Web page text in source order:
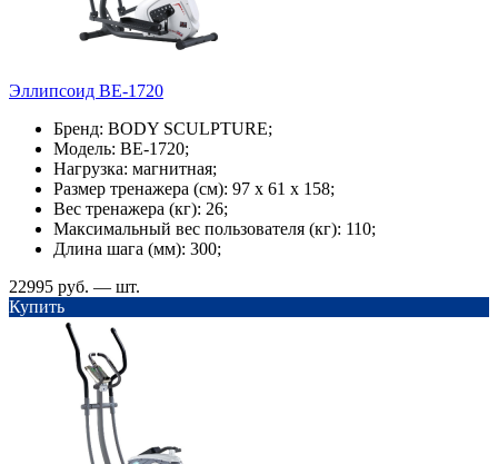
Эллипсоид BE-1720
Бренд: BODY SCULPTURE;
Модель: BE-1720;
Нагрузка: магнитная;
Размер тренажера (см): 97 х 61 х 158;
Вес тренажера (кг): 26;
Максимальный вес пользователя (кг): 110;
Длина шага (мм): 300;
22995 руб. — шт.
Купить